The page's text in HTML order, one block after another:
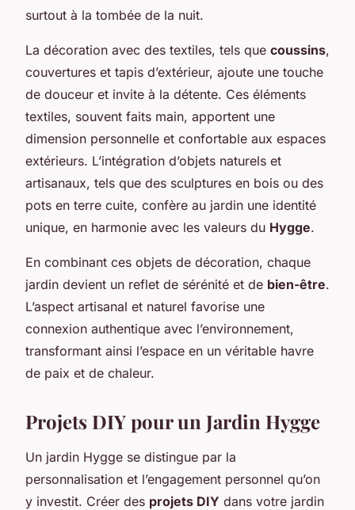
surtout à la tombée de la nuit.
La décoration avec des textiles, tels que coussins,
couvertures et tapis d’extérieur, ajoute une touche
de douceur et invite à la détente. Ces éléments
textiles, souvent faits main, apportent une
dimension personnelle et confortable aux espaces
extérieurs. L’intégration d’objets naturels et
artisanaux, tels que des sculptures en bois ou des
pots en terre cuite, confère au jardin une identité
unique, en harmonie avec les valeurs du Hygge.
En combinant ces objets de décoration, chaque
jardin devient un reflet de sérénité et de bien-être.
L’aspect artisanal et naturel favorise une
connexion authentique avec l’environnement,
transformant ainsi l’espace en un véritable havre
de paix et de chaleur.
Projets DIY pour un Jardin Hygge
Un jardin Hygge se distingue par la
personnalisation et l’engagement personnel qu’on
y investit. Créer des projets DIY dans votre jardin